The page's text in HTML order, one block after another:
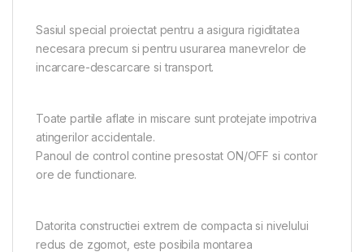
Sasiul special proiectat pentru a asigura rigiditatea
necesara precum si pentru usurarea manevrelor de
incarcare-descarcare si transport.
Toate partile aflate in miscare sunt protejate impotriva
atingerilor accidentale.
Panoul de control contine presostat ON/OFF si contor
ore de functionare.
Datorita constructiei extrem de compacta si nivelului
redus de zgomot, este posibila montarea